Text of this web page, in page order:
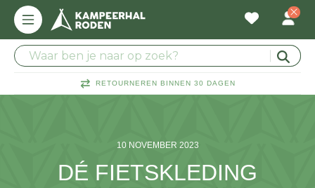
RETOURNEREN BINNEN 30 DAGEN
10 NOVEMBER 2023
DÉ FIETSKLEDING